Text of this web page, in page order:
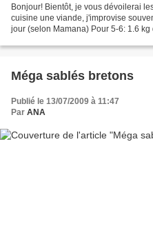
Bonjour! Bientôt, je vous dévoilerai
cuisine une viande, j'improvise
jour (selon Mamana) Pour 5-6: 1.6
Méga sablés bretons
Publié le 13/07/2009 à 11:47
Par ANA